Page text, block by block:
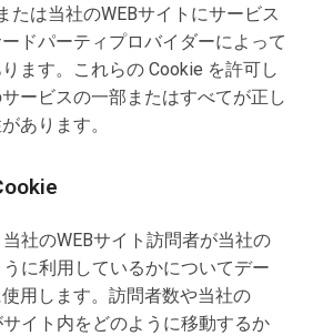
たは当社のWEBサイトにサービス
ドパーティプロバイダーによって
ます。これらの Cookie を許可し
ービスの一部またはすべてが正し
あります。
社のWEBサイト訪問者が当社の
に利用しているかについてデー
用します。訪問者数や当社の
イト内をどのように移動するか